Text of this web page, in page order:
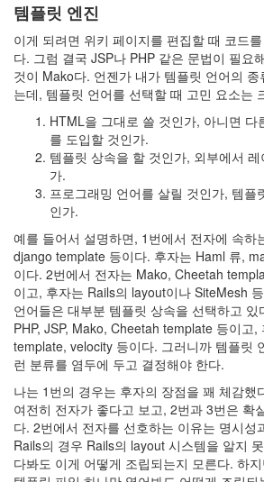
템플릿 엔진
이게 되려면 위키 페이지를 편집할 때 코드
다. 그럼 결국 JSP나 PHP 같은 문법이 필요
것이 Mako다. 언젠가 내가 템플릿 언어의
는데, 템플릿 언어를 선택할 때 고민 요소는
HTML을 그대로 쓸 것인가, 아니면 다
를 도입할 것인가.
템플릿 상속을 할 것인가, 외부에서
가.
프로그래밍 언어를 살릴 것인가, 템플
인가.
예를 들어서 설명하면, 1번에서 전자에 속하
django template 등이다. 후자는 Haml 류,
이다. 2번에서 전자는 Mako, Cheetah
이고, 후자는 Rails의 layout이나 SiteMesh
언어들은 대부분 템플릿 상속을 선택하고 있
PHP, JSP, Mako, Cheetah template 등이고,
template, velocity 등이다. 그러니까 템플릿
런 분류를 염두에 두고 결정해야 한다.
나는 1번의 경우는 후자의 장점을 꽤 체감했
여전히 전자가 좋다고 보고, 2번과 3번은 확
다. 2번에서 전자를 선호하는 이유는 명시성
Rails의 경우 Rails의 layout 시스템을 알지
다봐도 이게 어떻게 조립되는지 모른다. 하